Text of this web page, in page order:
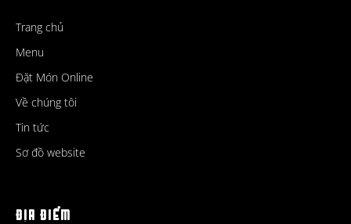
Trang chủ
Menu
Đặt Món Online
Về chúng tôi
Tin tức
Sơ đồ website
ĐỊA ĐIỂM